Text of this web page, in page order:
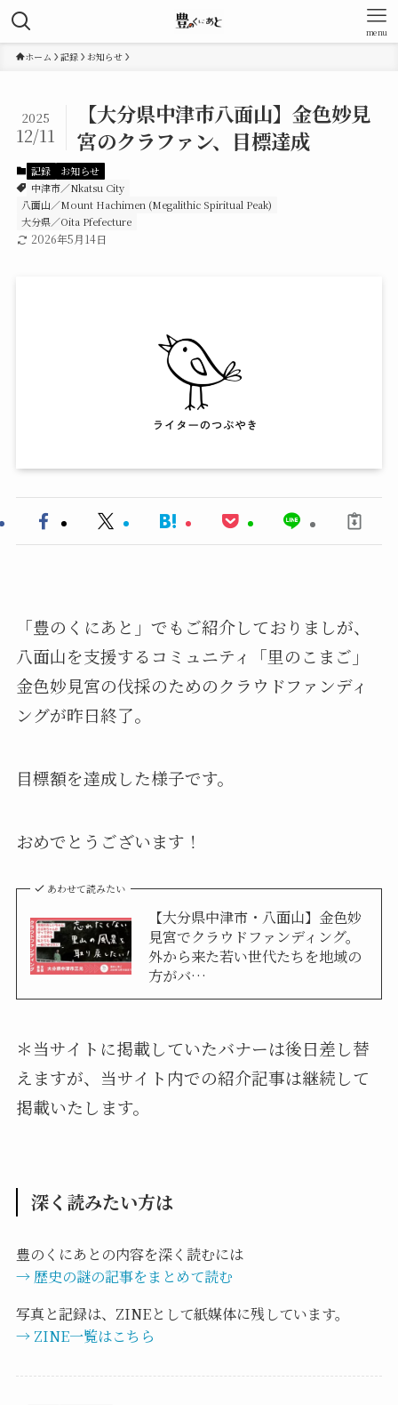
menu
ホーム 記録 お知らせ
【大分県中津市八面山】金色妙見
宮のクラファン、目標達成
2025
12/11
記録
お知らせ
中津市／Nkatsu City
八面山／Mount Hachimen (Megalithic Spiritual Peak)
大分県／Oita Pfefecture
2026年5月14日
「豊のくにあと」でもご紹介しておりましが、
八面山を支援するコミュニティ「里のこまご」
金色妙見宮の伐採のためのクラウドファンディ
ングが昨日終了。
目標額を達成した様子です。
おめでとうございます！
あわせて読みたい
【大分県中津市・八面山】金色妙
見宮でクラウドファンディング。
外から来た若い世代たちを地域の
方がバ…
＊当サイトに掲載していたバナーは後日差し替
えますが、当サイト内での紹介記事は継続して
掲載いたします。
深く読みたい方は
豊のくにあとの内容を深く読むには
→ 歴史の謎の記事をまとめて読む
写真と記録は、ZINEとして紙媒体に残しています。
→ ZINE一覧はこちら